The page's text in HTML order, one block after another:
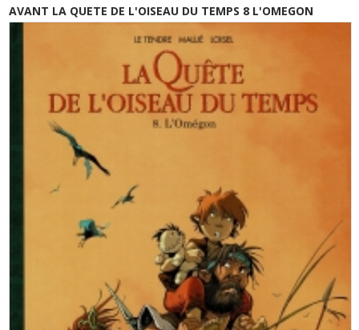
AVANT LA QUETE DE L'OISEAU DU TEMPS 8 L'OMEGON